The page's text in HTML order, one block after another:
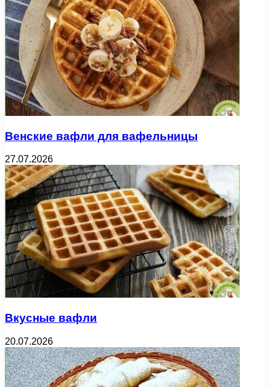
Венские вафли для вафельницы
27.07.2026
Вкусные вафли
20.07.2026